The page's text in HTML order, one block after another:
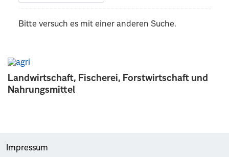
Landwirtschaft, Fischerei, Forstwirtschaft und
Nahrungsmittel
Bitte versuch es mit einer anderen Suche.
Impressum